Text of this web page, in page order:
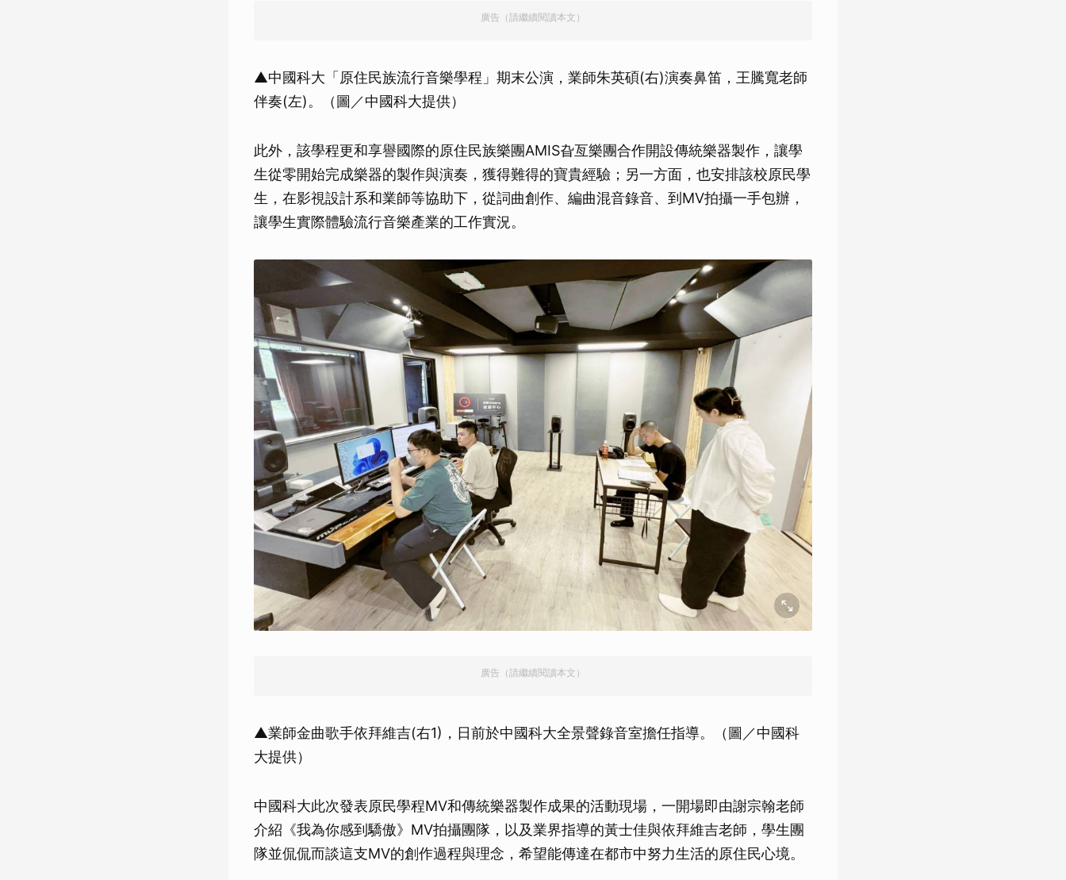
廣告（請繼續閱讀本文）
▲中國科大「原住民族流行音樂學程」期末公演，業師朱英碩(右)演奏鼻笛，王騰寬老師
伴奏(左)。（圖／中國科大提供）
此外，該學程更和享譽國際的原住民族樂團AMIS旮亙樂團合作開設傳統樂器製作，讓學
生從零開始完成樂器的製作與演奏，獲得難得的寶貴經驗；另一方面，也安排該校原民學
生，在影視設計系和業師等協助下，從詞曲創作、編曲混音錄音、到MV拍攝一手包辦，
讓學生實際體驗流行音樂產業的工作實況。
廣告（請繼續閱讀本文）
▲業師金曲歌手依拜維吉(右1)，日前於中國科大全景聲錄音室擔任指導。（圖／中國科
大提供）
中國科大此次發表原民學程MV和傳統樂器製作成果的活動現場，一開場即由謝宗翰老師
介紹《我為你感到驕傲》MV拍攝團隊，以及業界指導的黃士佳與依拜維吉老師，學生團
隊並侃侃而談這支MV的創作過程與理念，希望能傳達在都市中努力生活的原住民心境。